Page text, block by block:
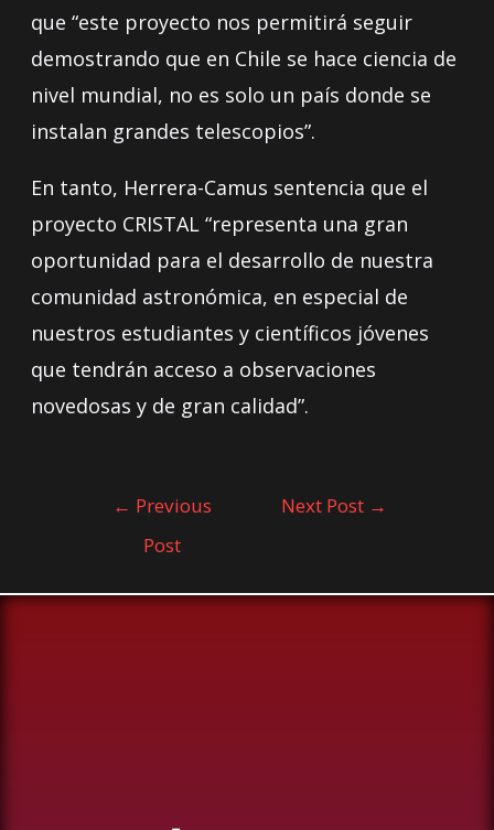
que “este proyecto nos permitirá seguir
demostrando que en Chile se hace ciencia de
nivel mundial, no es solo un país donde se
instalan grandes telescopios”.
En tanto, Herrera-Camus sentencia que el
proyecto CRISTAL “representa una gran
oportunidad para el desarrollo de nuestra
comunidad astronómica, en especial de
nuestros estudiantes y científicos jóvenes
que tendrán acceso a observaciones
novedosas y de gran calidad”.
← Previous
Post
Next Post →